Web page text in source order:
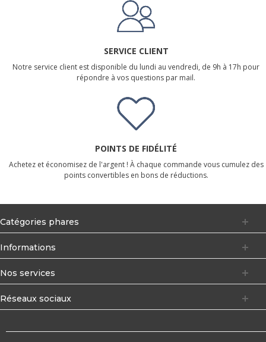
SERVICE CLIENT
Notre service client est disponible du lundi au vendredi, de 9h à 17h pour
répondre à vos questions par mail.
POINTS DE FIDÉLITÉ
Achetez et économisez de l'argent ! À chaque commande vous cumulez des
points convertibles en bons de réductions.
Catégories phares
Informations
Nos services
Réseaux sociaux